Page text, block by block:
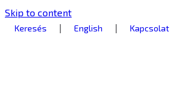
Skip to content
Keresés | English | Kapcsolat